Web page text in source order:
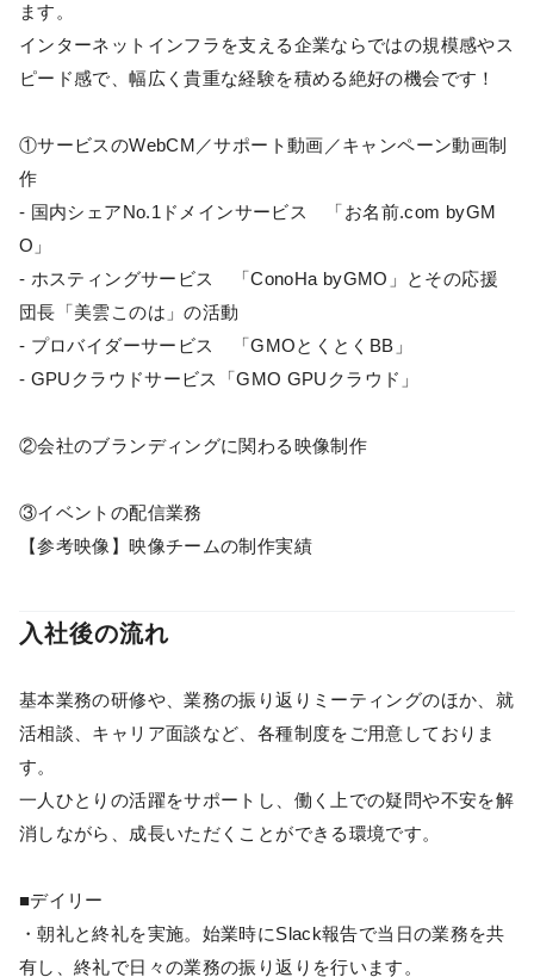
ます。
インターネットインフラを支える企業ならではの規模感やス
ピード感で、幅広く貴重な経験を積める絶好の機会です！
①サービスのWebCM／サポート動画／キャンペーン動画制
作
- 国内シェアNo.1ドメインサービス 「お名前.com byGM
O」
- ホスティングサービス 「ConoHa byGMO」とその応援
団長「美雲このは」の活動
- プロバイダーサービス 「GMOとくとくBB」
- GPUクラウドサービス「GMO GPUクラウド」
②会社のブランディングに関わる映像制作
③イベントの配信業務
【参考映像】映像チームの制作実績
入社後の流れ
基本業務の研修や、業務の振り返りミーティングのほか、就
活相談、キャリア面談など、各種制度をご用意しておりま
す。
一人ひとりの活躍をサポートし、働く上での疑問や不安を解
消しながら、成長いただくことができる環境です。
■デイリー
・朝礼と終礼を実施。始業時にSlack報告で当日の業務を共
有し、終礼で日々の業務の振り返りを行います。